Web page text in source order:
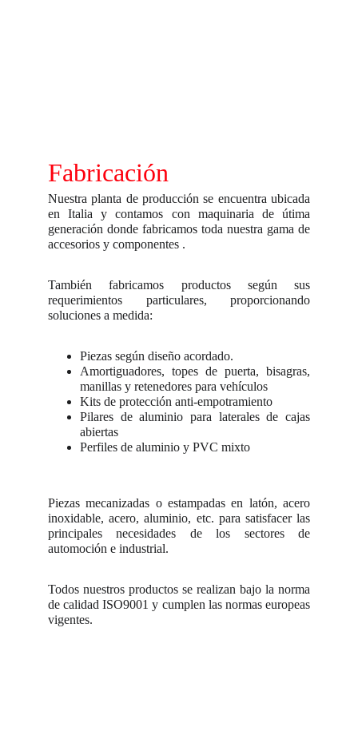
Fabricación
Nuestra planta de producción se encuentra ubicada
en Italia y contamos con maquinaria de útima
generación donde fabricamos toda nuestra gama de
accesorios y componentes .
También fabricamos productos según sus
requerimientos particulares, proporcionando
soluciones a medida:
Piezas según diseño acordado.
Amortiguadores, topes de puerta, bisagras,
manillas y retenedores para vehículos
Kits de protección anti-empotramiento
Pilares de aluminio para laterales de cajas
abiertas
Perfiles de aluminio y PVC mixto
Piezas mecanizadas o estampadas en latón, acero
inoxidable, acero, aluminio, etc. para satisfacer las
principales necesidades de los sectores de
automoción e industrial.
Todos nuestros productos se realizan bajo la norma
de calidad ISO9001 y cumplen las normas europeas
vigentes.